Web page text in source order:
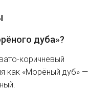
дуба»?
коричневый
как «Морёный дуб» —